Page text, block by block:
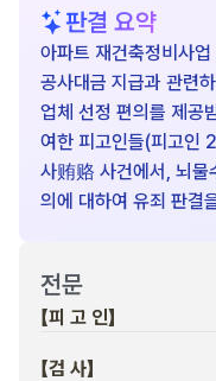
판결 요약
아파트 재건축정비사
공사대금 지급과 관련
업체 선정 편의를 제공
여한 피고인들(피고인
사贿赂 사건에서, 뇌물
의에 대하여 유죄 판결
전문
【피 고 인】
【검 사】